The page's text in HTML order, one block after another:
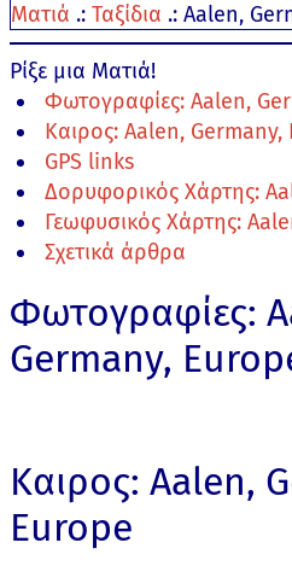
Ματιά .: Ταξίδια .: Aalen,
Ρίξε μια Ματιά!
Φωτογραφίες: Aalen,
Καιρος: Aalen, Germany,
GPS links
Δορυφορικός Χάρτης:
Γεωφυσικός Χάρτης:
Σχετικά άρθρα
Φωτογραφίες:
Germany,
Καιρος: Aalen,
Europe